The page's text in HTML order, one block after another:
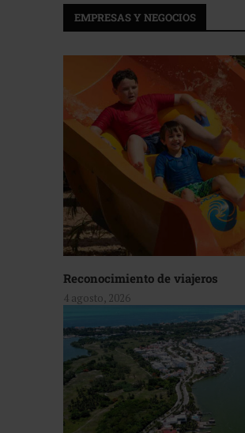
EMPRESAS Y NEGOCIOS
Reconocimiento de viajeros
4 agosto, 2026